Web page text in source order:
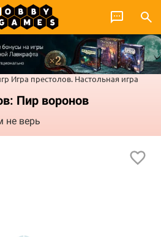
Игра престолов. Настольная игра
Пир воронов
не верь